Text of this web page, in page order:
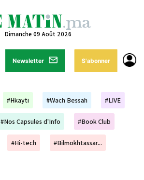
Dimanche 09 Août 2026
Newsletter S'abonner
#Hkayti #Wach Bessah #LIVE
#Nos Capsules d'Info #Book Club
#Hi-tech #Bilmokhtassar...